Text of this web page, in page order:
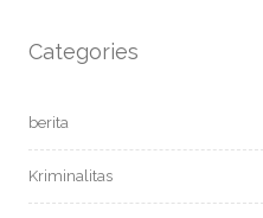
Categories
berita
Kriminalitas